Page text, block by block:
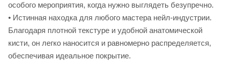
особого мероприятия, когда нужно выглядеть безупречно.
• Истинная находка для любого мастера нейл-индустрии.
Благодаря плотной текстуре и удобной анатомической
кисти, он легко наносится и равномерно распределяется,
обеспечивая идеальное покрытие.